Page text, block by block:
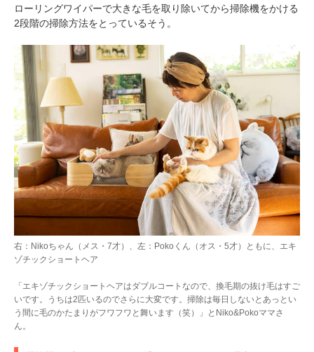
ローリングワイパーで大きな毛を取り除いてから掃除機をかける
2段階の掃除方法をとっているそう。
右：Nikoちゃん（メス・7才）、左：Pokoくん（オス・5才）ともに、エキ
ゾチックショートヘア
「エキゾチックショートヘアはダブルコートなので、換毛期の抜け毛はすご
いです。うちは2匹いるのでさらに大変です。掃除は毎日しないとあっとい
う間に毛のかたまりがフワフワと舞います（笑）」とNiko&Pokoママさ
ん。